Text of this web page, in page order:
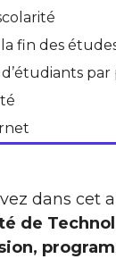
la fin des
par
dans cet
de